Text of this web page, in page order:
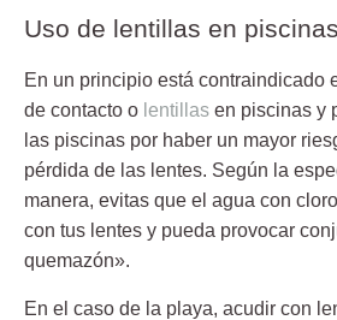
Uso de lentillas en
En un principio está contraindicado
de contacto o lentillas en piscinas y
las piscinas por haber un mayor
pérdida de las lentes. Según la
manera, evitas que el agua con
con tus lentes y pueda provocar
quemazón».
En el caso de la playa, acudir con